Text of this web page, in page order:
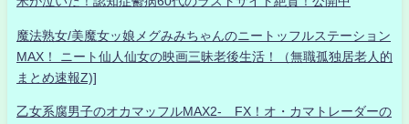
魔法熟女/美魔女ッ娘メグみみちゃんのニートッフルステーション
MAX！ ニート仙人仙女の映画三昧老後生活！（無職孤独居老人的
まとめ速報Z)]
乙女系腐男子のオカマッフルMAX2- FX！オ・カマトレーダーの